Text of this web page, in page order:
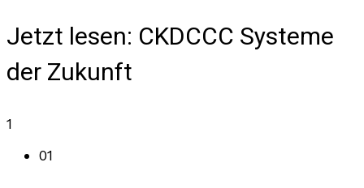
Jetzt lesen: CKDCCC Systeme
der Zukunft
1
01